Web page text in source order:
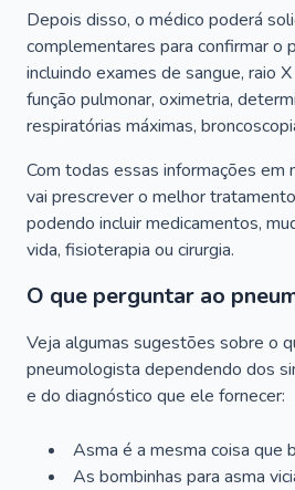
Depois disso, o médico poderá
complementares para confirmar o
incluindo exames de sangue, raio
função pulmonar, oximetria,
respiratórias máximas,
Com todas essas informações em
vai prescrever o melhor
podendo incluir medicamentos,
vida, fisioterapia ou cirurgia.
O que perguntar ao
Veja algumas sugestões sobre o
pneumologista dependendo dos
e do diagnóstico que ele fornecer:
Asma é a mesma coisa que
As bombinhas para asma